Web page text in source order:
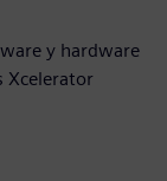
y hardware
Xcelerator